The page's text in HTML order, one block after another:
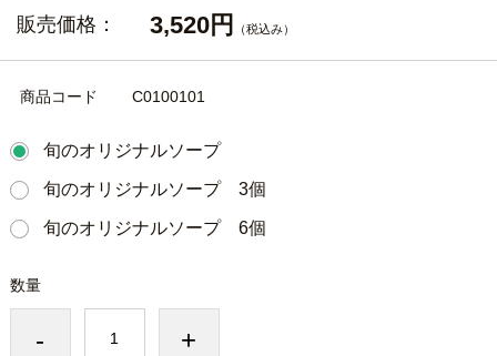
販売価格： 3,520円 （税込み）
商品コード C0100101
旬のオリジナルソープ
旬のオリジナルソープ 3個
旬のオリジナルソープ 6個
数量
- +